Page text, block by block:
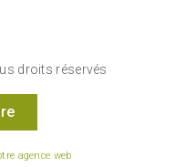
droits réservés
agence web